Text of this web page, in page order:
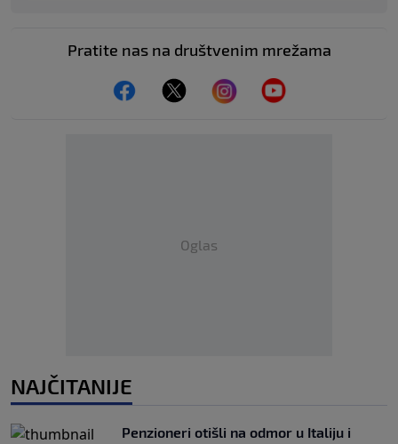
Pratite nas na društvenim mrežama
Oglas
NAJČITANIJE
Penzioneri otišli na odmor u Italiju i